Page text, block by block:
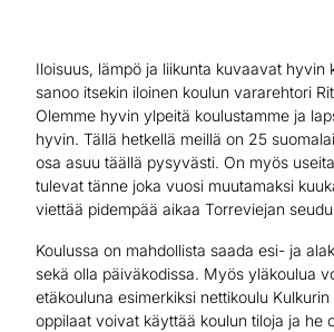
Iloisuus, lämpö ja liikunta kuvaavat hyvin
sanoo itsekin iloinen koulun vararehtori
Olemme hyvin ylpeitä koulustamme ja
hyvin. Tällä hetkellä meillä on 25
osa asuu täällä pysyvästi. On myös
tulevat tänne joka vuosi muutamaksi
viettää pidempää aikaa Torreviejan
Koulussa on mahdollista saada esi- ja
sekä olla päiväkodissa. Myös yläkoulua
etäkouluna esimerkiksi nettikoulu
oppilaat voivat käyttää koulun tiloja ja he